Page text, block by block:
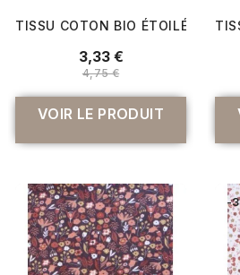
TISSU COTON BIO ÉTOILÉ
3,33 €
4,75 €
VOIR LE PRODUIT
-